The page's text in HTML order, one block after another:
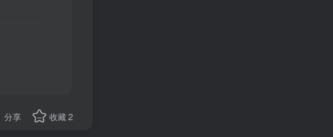
分享 收藏2